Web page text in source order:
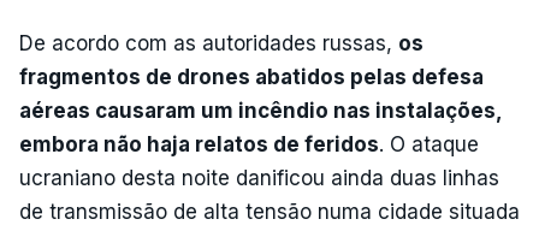
De acordo com as autoridades russas, os
fragmentos de drones abatidos pelas defesa
aéreas causaram um incêndio nas instalações,
embora não haja relatos de feridos. O ataque
ucraniano desta noite danificou ainda duas linhas
de transmissão de alta tensão numa cidade situada